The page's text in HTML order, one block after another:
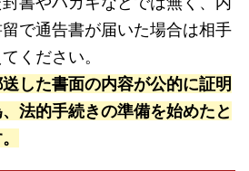
で通告書が届いた場合は相手
ください。
した書面の内容が公的に証明
法的手続きの準備を始めたと